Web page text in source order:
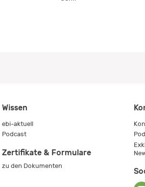
Wissen
ebi-aktuell
Podcast
Zertifikate & Formulare
zu den Dokumenten